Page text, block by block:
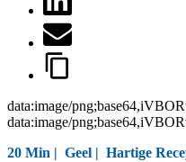
data:image/
data:image/
20 Min | Geel | Hartige